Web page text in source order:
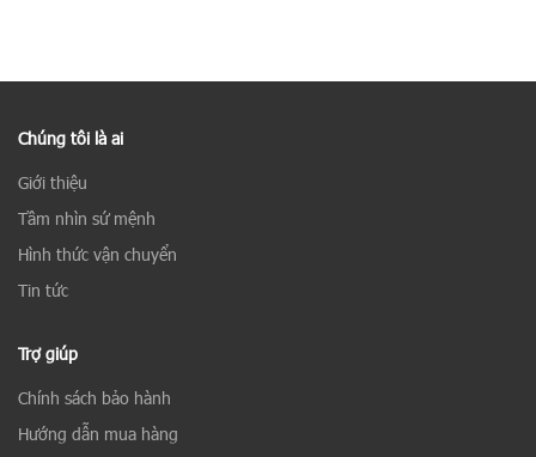
Chúng tôi là ai
Giới thiệu
Tầm nhìn sứ mệnh
Hình thức vận chuyển
Tin tức
Trợ giúp
Chính sách bảo hành
Hướng dẫn mua hàng